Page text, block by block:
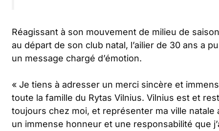
Réagissant à son mouvement de milieu de
au départ de son club natal, l’ailier de 30 ans a
un message chargé d’émotion.
« Je tiens à adresser un merci sincère et
toute la famille du Rytas Vilnius. Vilnius est et
toujours chez moi, et représenter ma ville natale
un immense honneur et une responsabilité que